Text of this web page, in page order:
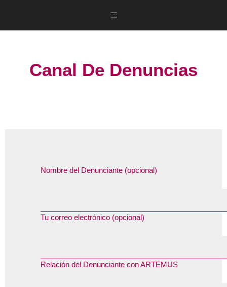
Canal De Denuncias
Nombre del Denunciante (opcional)
Tu correo electrónico (opcional)
Relación del Denunciante con ARTEMUS